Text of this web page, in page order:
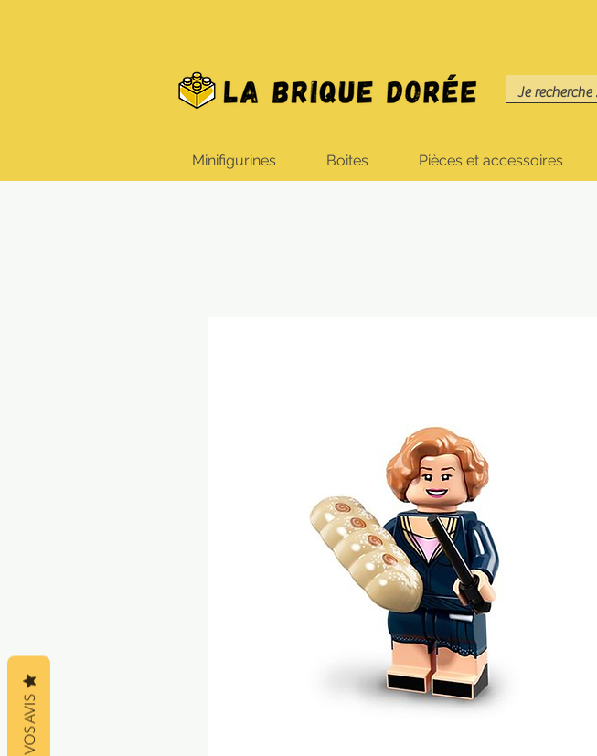
Minifigurines Boites Pièces et accessoires
VOS AVIS